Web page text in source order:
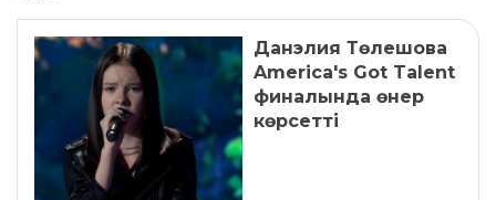
Данэлия Төлешова
America's Got Talent
финалында өнер
көрсетті